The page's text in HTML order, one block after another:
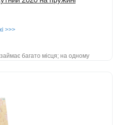
>>>
багато місця; на одному